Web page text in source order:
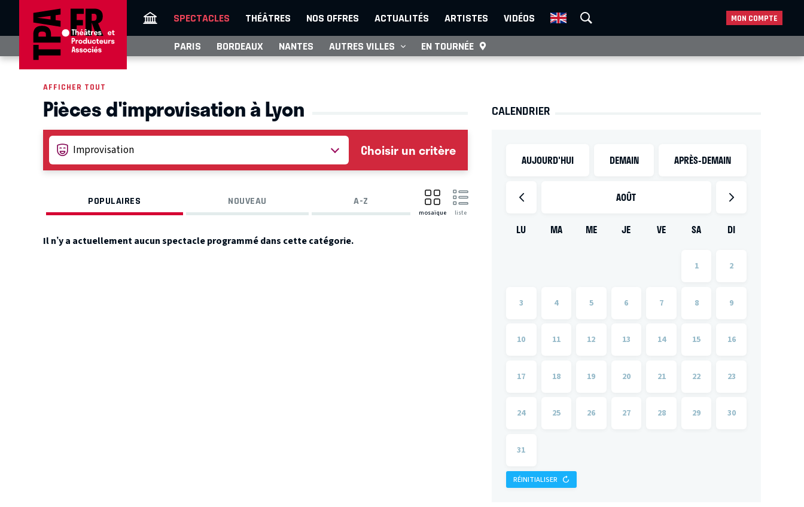
SPECTACLES THÉÂTRES NOS OFFRES ACTUALITÉS ARTISTES VIDÉOS MON COMPTE
PARIS BORDEAUX NANTES AUTRES VILLES EN TOURNÉE
AFFICHER TOUT
Pièces d'improvisation à Lyon
Choisir un critère
POPULAIRES NOUVEAU A-Z
mosaïque liste
Il n’y a actuellement aucun spectacle programmé dans cette catégorie.
CALENDRIER
AUJOURD'HUI DEMAIN APRÈS-DEMAIN
AOÛT
LU MA ME JE VE SA DI
1 2
3 4 5 6 7 8 9
10 11 12 13 14 15 16
17 18 19 20 21 22 23
24 25 26 27 28 29 30
31
RÉINITIALISER